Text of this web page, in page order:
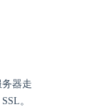
器走
。